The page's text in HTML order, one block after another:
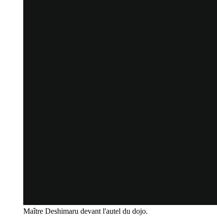
Maître Deshimaru devant l'autel du dojo.